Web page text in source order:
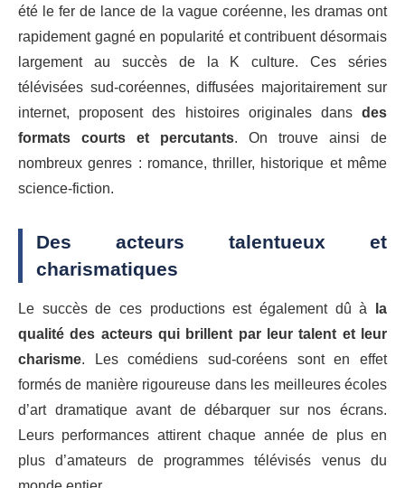
été le fer de lance de la vague coréenne, les dramas ont
rapidement gagné en popularité et contribuent désormais
largement au succès de la K culture. Ces séries
télévisées sud-coréennes, diffusées majoritairement sur
internet, proposent des histoires originales dans des
formats courts et percutants. On trouve ainsi de
nombreux genres : romance, thriller, historique et même
science-fiction.
Des acteurs talentueux et
charismatiques
Le succès de ces productions est également dû à
la
qualité des acteurs qui brillent par leur talent et leur
charisme. Les comédiens sud-coréens sont en effet
formés de manière rigoureuse dans les meilleures écoles
d’art dramatique avant de débarquer sur nos écrans.
Leurs performances attirent chaque année de plus en
plus d’amateurs de programmes télévisés venus du